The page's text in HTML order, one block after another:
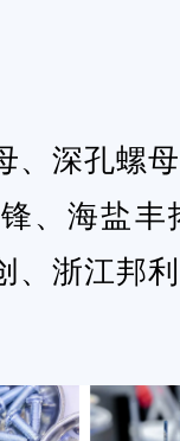
、深孔螺
、海盐
、浙江邦